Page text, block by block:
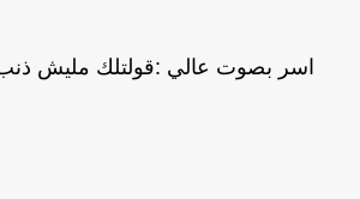
اسر بصوت عالي :قولتلك مليش